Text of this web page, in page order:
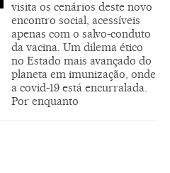
visita os cenários deste novo
encontro social, acessíveis
apenas com o salvo-conduto
da vacina. Um dilema ético
no Estado mais avançado do
planeta em imunização, onde
a covid-19 está encurralada.
Por enquanto